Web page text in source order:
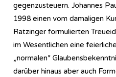
gegenzusteuern. Johannes
1998 einen vom damaligen
Ratzinger formulierten
im Wesentlichen eine
„normalen“
darüber hinaus aber auch